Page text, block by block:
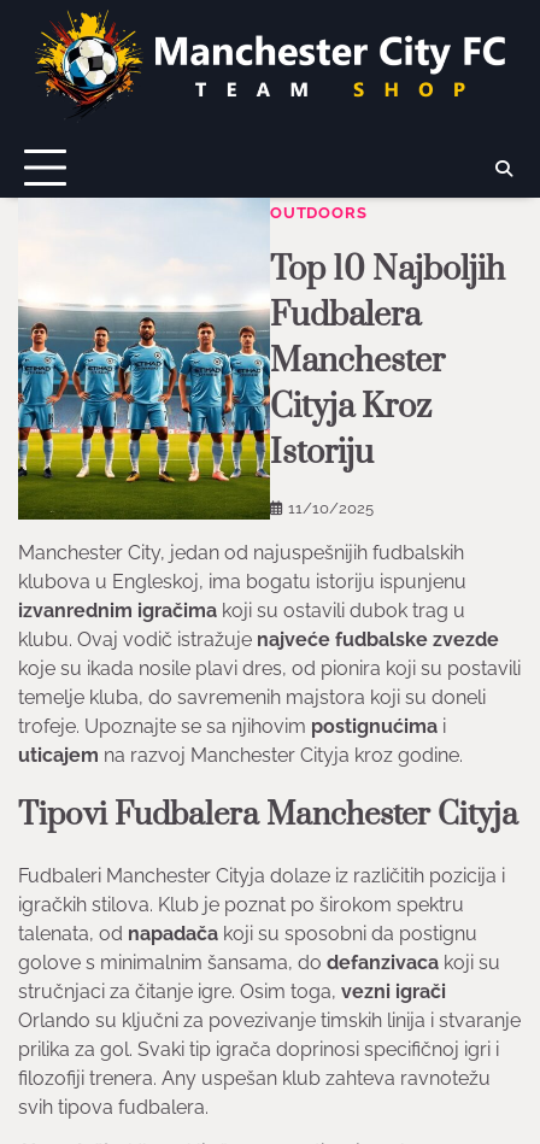
content
OUTDOORS
Top 10 Najboljih
Fudbalera
Manchester
Cityja Kroz
Istoriju
11/10/2025
Manchester City, jedan od najuspešnijih fudbalskih
klubova u Engleskoj, ima bogatu istoriju ispunjenu
izvanrednim igračima koji su ostavili dubok trag u
klubu. Ovaj vodič istražuje najveće fudbalske zvezde
koje su ikada nosile plavi dres, od pionira koji su postavili
temelje kluba, do savremenih majstora koji su doneli
trofeje. Upoznajte se sa njihovim postignućima i
uticajem na razvoj Manchester Cityja kroz godine.
Tipovi Fudbalera Manchester Cityja
Fudbaleri Manchester Cityja dolaze iz različitih pozicija i
igračkih stilova. Klub je poznat po širokom spektru
talenata, od napadača koji su sposobni da postignu
golove s minimalnim šansama, do defanzivaca koji su
stručnjaci za čitanje igre. Osim toga, vezni igrači
Orlando su ključni za povezivanje timskih linija i stvaranje
prilika za gol. Svaki tip igrača doprinosi specifičnoj igri i
filozofiji trenera. Any uspešan klub zahteva ravnotežu
svih tipova fudbalera.